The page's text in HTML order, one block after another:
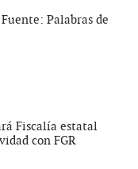
Palabras de
Fiscalía estatal
con FGR